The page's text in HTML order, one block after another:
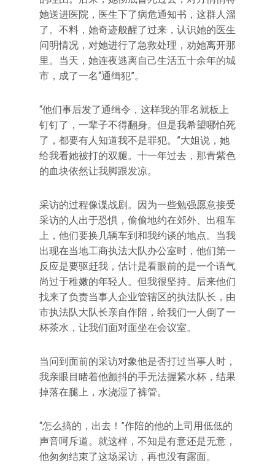
她送进医院，医生下了病危通知书，这群人溜
了。不料，她奇迹般醒了过来，认识她的医生
问明情况，对她进行了急救处理，劝她离开那
里。当天，她连夜逃离自己生活五十余年的城
市，成了一名“通缉犯”。
“他们事后发了通缉令，这样我的罪名就板上
钉钉了，一辈子不得翻身。但是我希望哪怕死
了，都要有人知道我不是罪犯。”大姐说，她
给我看她被打的双腿。十一年过去，那青紫色
的血块依然让我脚跟发凉。
采访的过程像谍战剧。因为一些勉强愿意接受
采访的人出于恐惧，偷偷地约在郊外、出租车
上，他们要换几辆车到和我约谈的地点。当我
出现在当地工商执法大队办公室时，他们第一
反应是要驱赶我，估计是看眼前的是一个语气
尚过于稚嫩的年轻人。但我很坚持。后来他们
找来了负责当事人企业管辖区的执法队长，由
市执法队大队长亲自作陪，给我们一人倒了一
杯茶水，让我们面对面坐在会议室。
当问到面前的采访对象他是否打过当事人时，
我亲眼目睹着他颤抖的手无法握紧水杯，结果
掉落在腿上，水浇湿了裤管。
“怎么搞的，出去！”作陪的他的上司用低低的
声音呵斥道。就这样，不知是有意还是无意，
他匆匆结束了这场采访，再也没有露面。